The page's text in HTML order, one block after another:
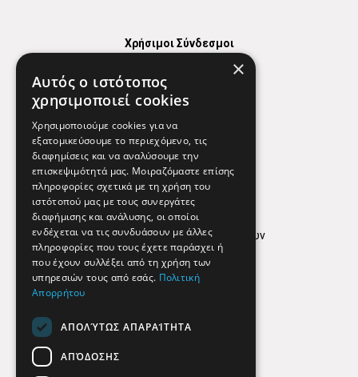
Χρήσιμοι Σύνδεσμοι
Χρήσιμα Τηλέφωνα
Εφημερεύοντα Φαρμακεία
Απόρρητο
Όροι Χρήσης
Πολιτική προστασίας δεδομένων
Findhere
Social Media
×
Αυτός ο ιστότοπος
χρησιμοποιεί cookies
Χρησιμοποιούμε cookies για να
εξατομικεύσουμε το περιεχόμενο, τις
διαφημίσεις και να αναλύσουμε την
επισκεψιμότητά μας. Μοιραζόμαστε επίσης
πληροφορίες σχετικά με τη χρήση του
ιστότοπού μας με τους συνεργάτες
διαφήμισης και ανάλυσης, οι οποίοι
ενδέχεται να τις συνδυάσουν με άλλες
πληροφορίες που τους έχετε παράσχει ή
που έχουν συλλέξει από τη χρήση των
υπηρεσιών τους από εσάς. Πολιτική
Απορρήτου
ΑΠΟΛΎΤΩΣ ΑΠΑΡΑΊΤΗΤΑ
ΑΠΌΔΟΣΗΣ